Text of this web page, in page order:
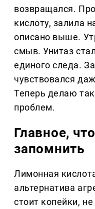
возвращался.
кислоту, залила
описано выше.
смыв. Унитаз
единого следа.
чувствовался
Теперь делаю
проблем.
Главное,
запомнить
Лимонная
альтернатива
стоит копейки,